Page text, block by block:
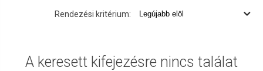
Rendezési kritérium:
A keresett kifejezésre nincs találat